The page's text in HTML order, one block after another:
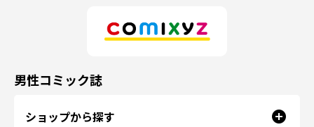
男性コミック誌
ショップから探す